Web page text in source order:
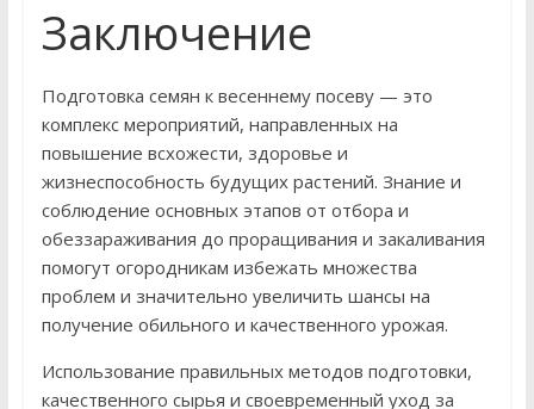
Заключение
Подготовка семян к весеннему посеву — это
комплекс мероприятий, направленных на
повышение всхожести, здоровье и
жизнеспособность будущих растений. Знание и
соблюдение основных этапов от отбора и
обеззараживания до проращивания и закаливания
помогут огородникам избежать множества
проблем и значительно увеличить шансы на
получение обильного и качественного урожая.
Использование правильных методов подготовки,
качественного сырья и своевременный уход за